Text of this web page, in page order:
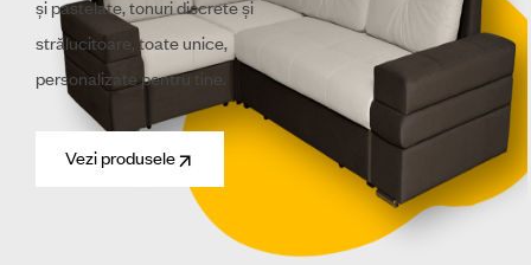
și pastelate,tonuridiscreteși
strălucitoare, toate unice,
personalizate pentrutine.
Vezi produsele